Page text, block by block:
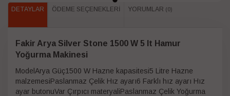
DETAYLAR ÖDEME SEÇENEKLERI YORUMLAR (0)
Fakir Arya Silver Stone 1500 W 5 lt Hamur
Yoğurma Makinesi
ModelArya Güç1500 W Hazne kapasitesi5 Litre Hazne
malzemesiPaslanmaz Çelik Hız ayarı6 Farklı hız ayarı Hız
ayar butonuVar Çırpıcı materyaliPaslanmaz Çelik Yoğurma